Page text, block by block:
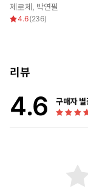
제로체 박연필
4.6(236)
리뷰
4.6 구매자 별